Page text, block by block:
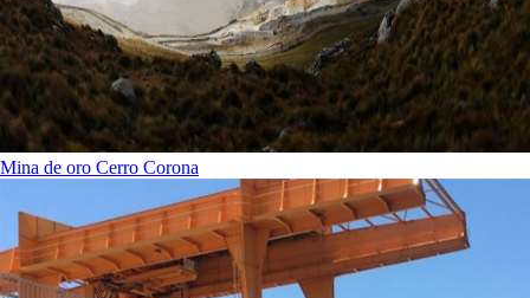
Mina de oro Cerro Corona